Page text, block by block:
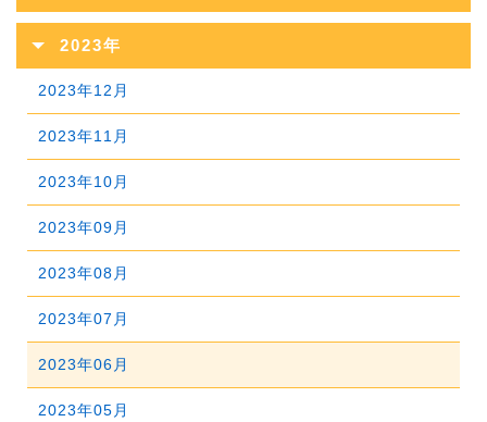
2026年06月
2026年05月
2026年04月
2026年03月
2026年02月
2026年01月
2025年11月
2025年10月
2025年09月
2025年08月
2025年07月
2025年06月
2025年05月
2025年04月
2025年03月
2024年12月
2024年11月
2024年10月
2024年09月
2024年08月
2024年07月
2024年06月
2024年05月
2024年04月
2023年
2023年12月
2023年11月
2023年10月
2023年09月
2023年08月
2023年07月
2023年06月
2023年05月